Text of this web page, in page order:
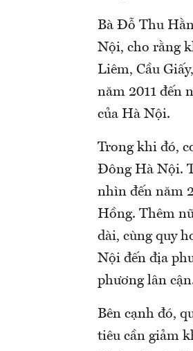
Bà Đỗ Thu
Nội, cho rằng
Liêm, Cầu
năm 2011 đến
của Hà Nội.
Trong khi đó,
Đông Hà Nội.
nhìn đến năm
Hồng. Thêm
dài, cùng quy
Nội đến địa
phương lân
Bên cạnh đó,
tiêu cần giảm